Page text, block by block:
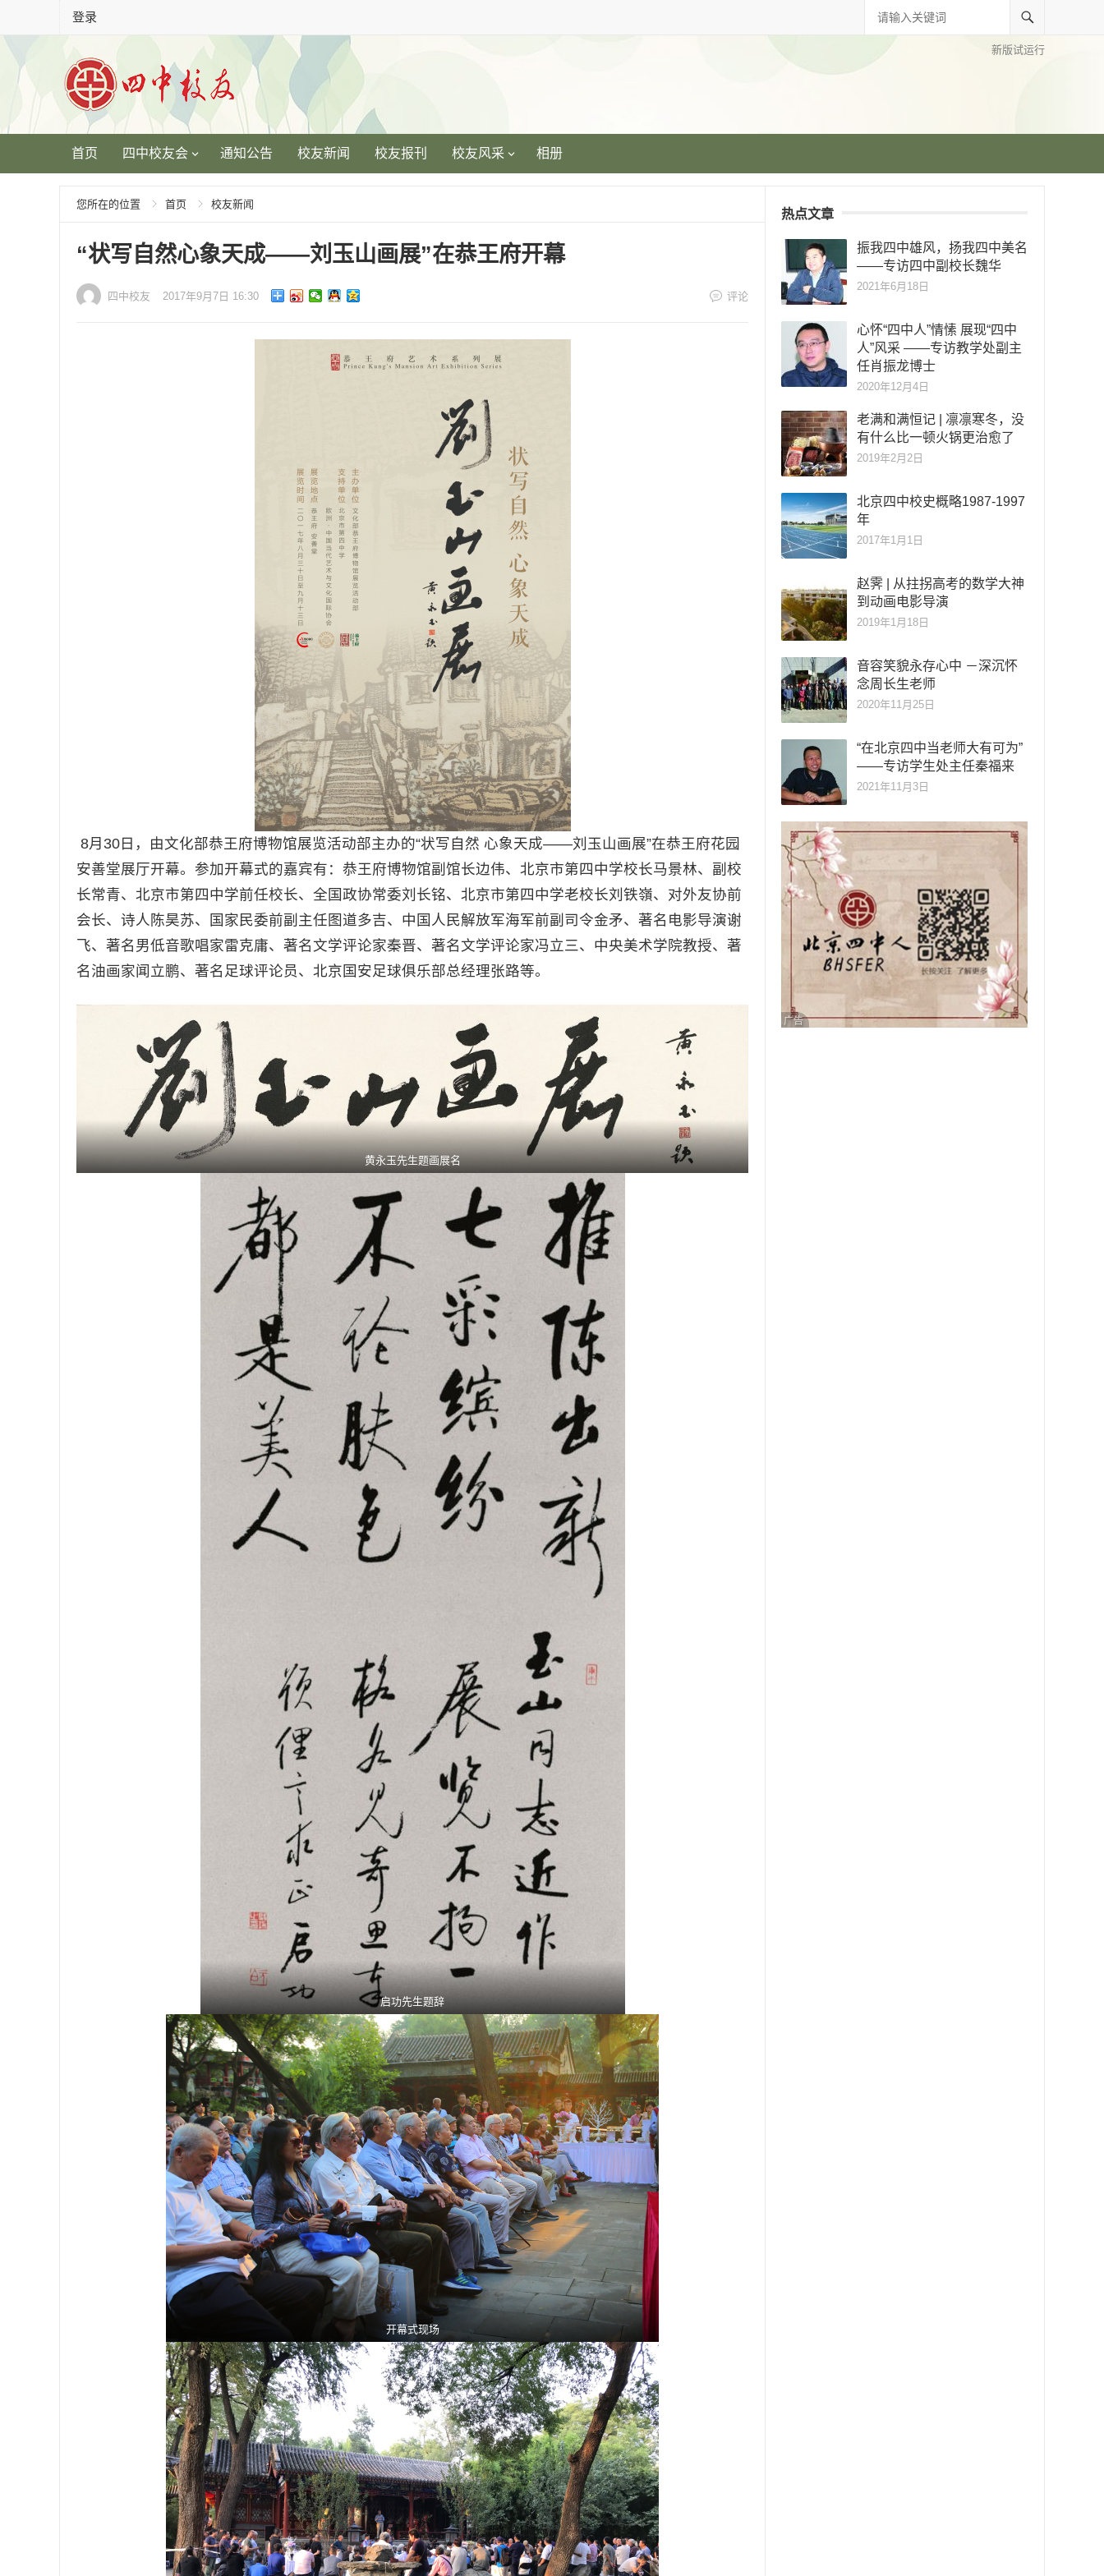
登录
新版试运行
首页 四中校友会 通知公告 校友新闻 校友报刊 校友风采 相册
您所在的位置 首页 校友新闻
“状写自然心象天成——刘玉山画展”在恭王府开幕
四中校友 2017年9月7日 16:30 评论
8月30日，由文化部恭王府博物馆展览活动部主办的“状写自然 心象天成——刘玉山画展”在恭王府花园
安善堂展厅开幕。参加开幕式的嘉宾有：恭王府博物馆副馆长边伟、北京市第四中学校长马景林、副校
长常青、北京市第四中学前任校长、全国政协常委刘长铭、北京市第四中学老校长刘铁嶺、对外友协前
会长、诗人陈昊苏、国家民委前副主任图道多吉、中国人民解放军海军前副司令金矛、著名电影导演谢
飞、著名男低音歌唱家雷克庸、著名文学评论家秦晋、著名文学评论家冯立三、中央美术学院教授、著
名油画家闻立鹏、著名足球评论员、北京国安足球俱乐部总经理张路等。
黄永玉先生题画展名
启功先生题辞
开幕式现场
热点文章
振我四中雄风，扬我四中美名
——专访四中副校长魏华
2021年6月18日
心怀“四中人”情愫 展现“四中
人”风采 ——专访教学处副主
任肖振龙博士
2020年12月4日
老满和满恒记 | 凛凛寒冬，没
有什么比一顿火锅更治愈了
2019年2月2日
北京四中校史概略1987-1997
年
2017年1月1日
赵霁 | 从拄拐高考的数学大神
到动画电影导演
2019年1月18日
音容笑貌永存心中 －深沉怀
念周长生老师
2020年11月25日
“在北京四中当老师大有可为”
——专访学生处主任秦福来
2021年11月3日
广告